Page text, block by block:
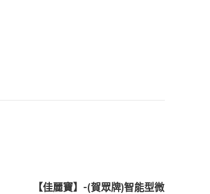
加入購物車
【佳麗寶】-(賀眾牌)智能型微